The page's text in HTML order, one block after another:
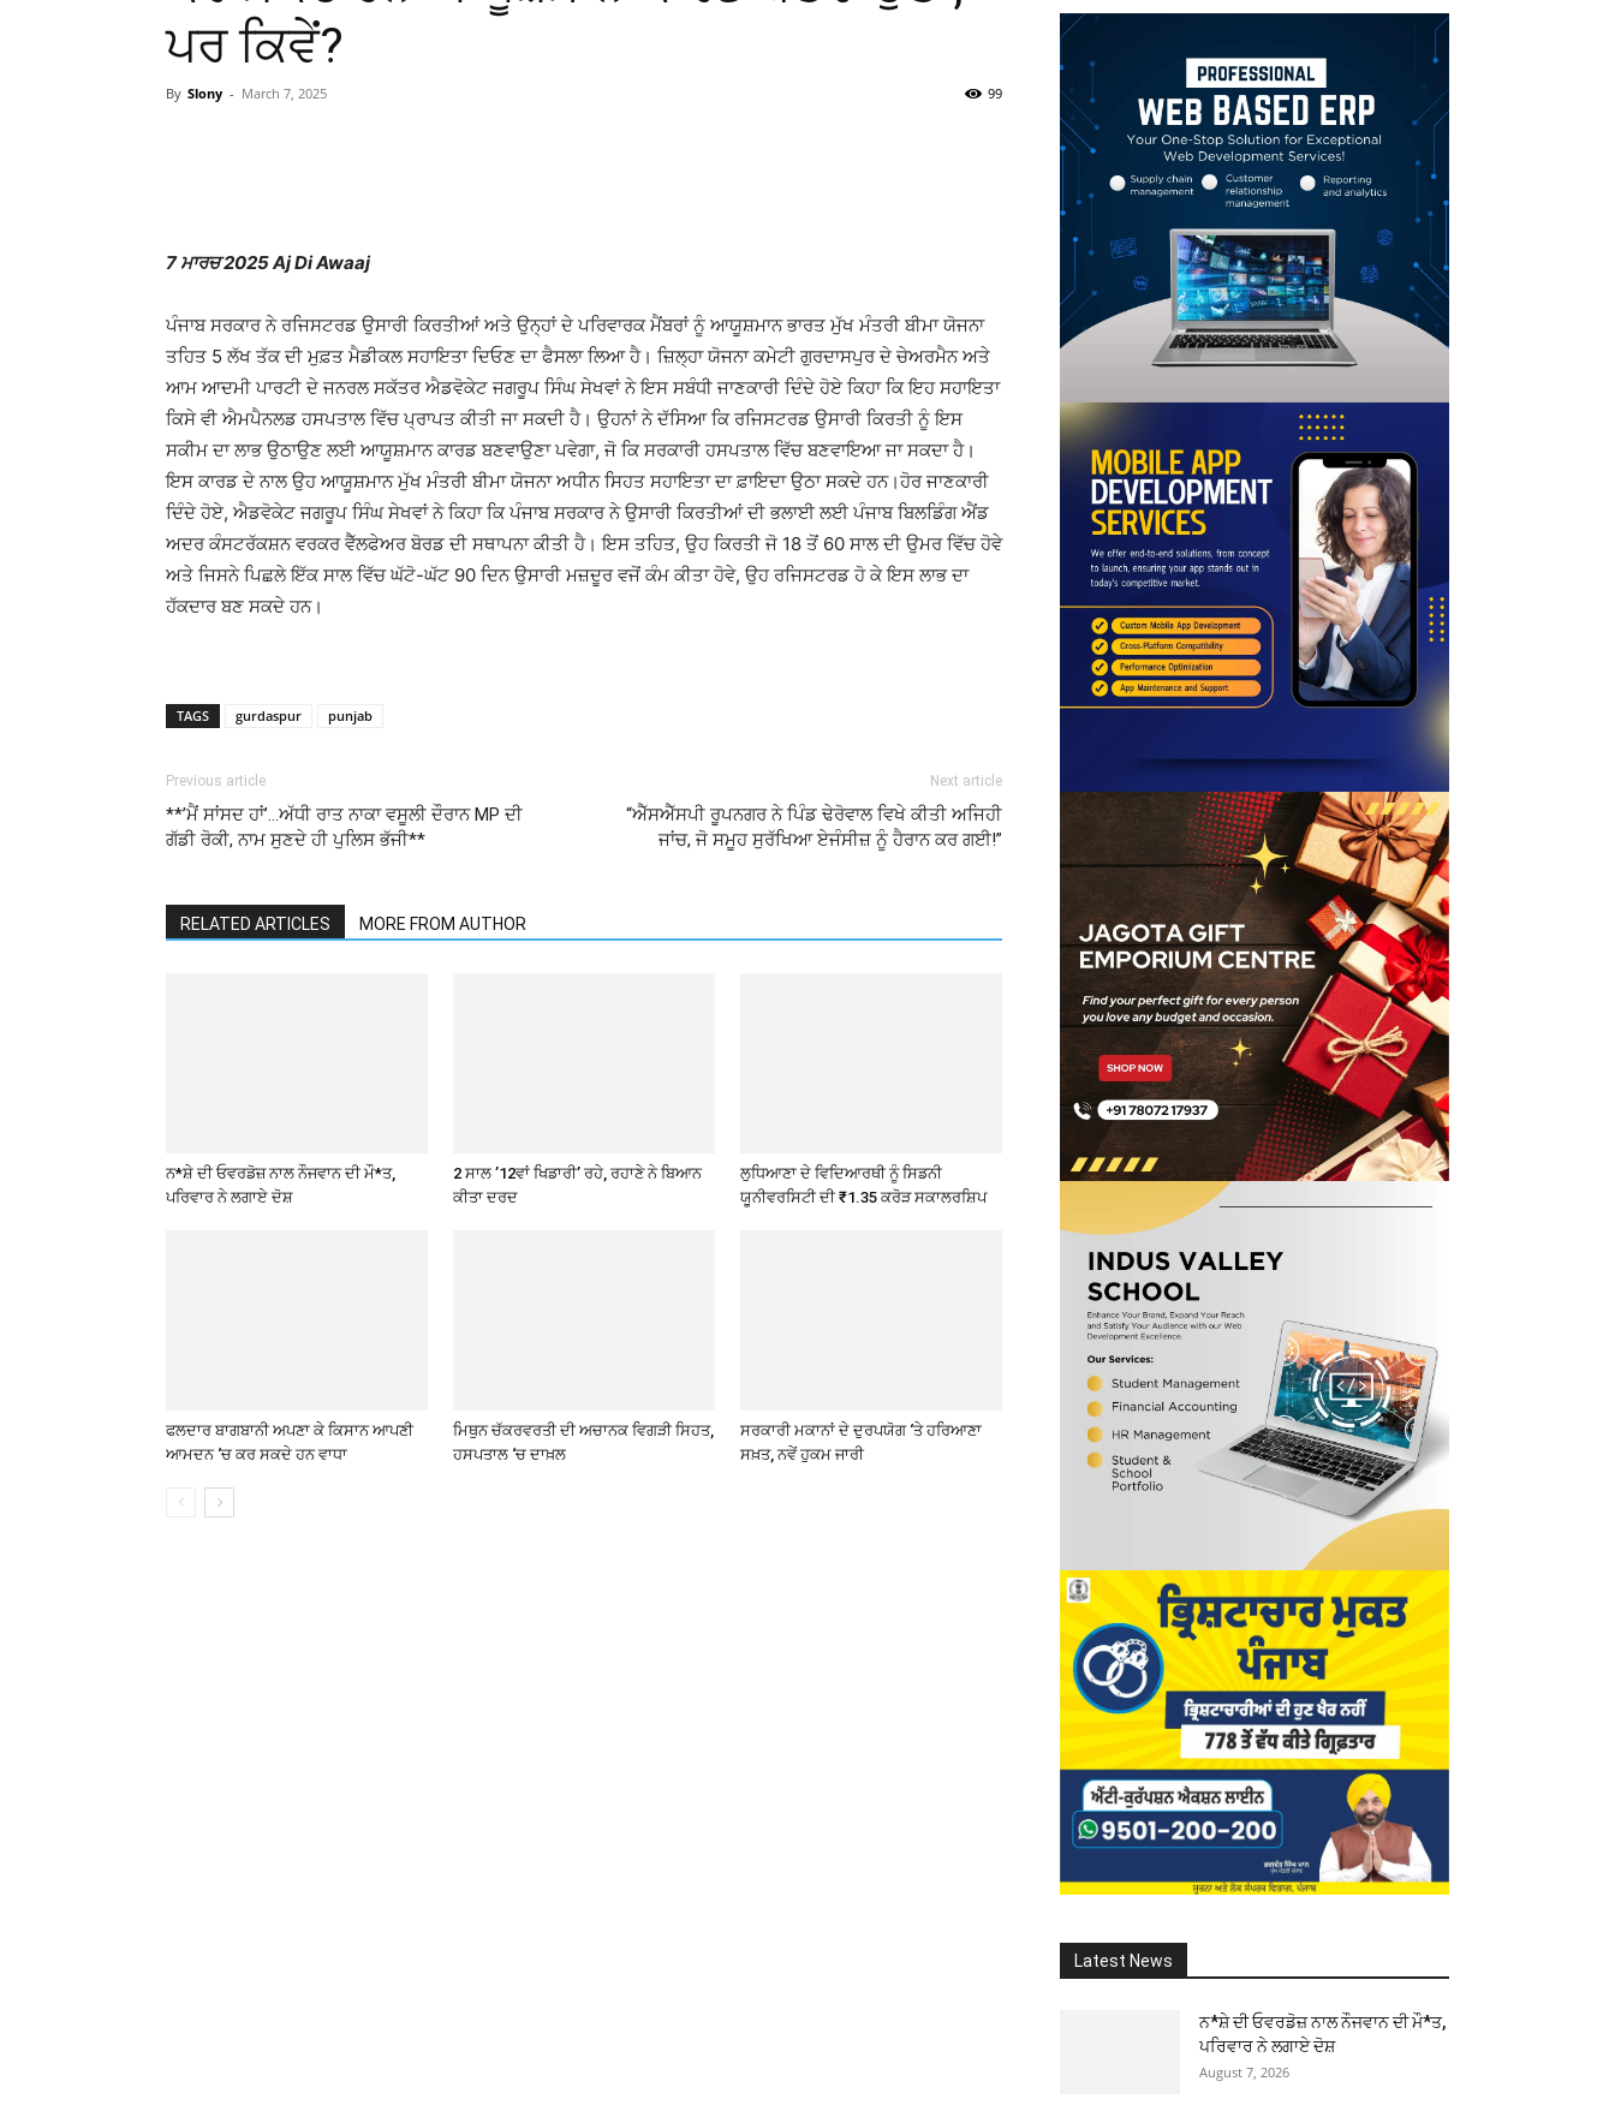
ਪਰ ਕਿਵੇਂ?
By Slony - March 7, 2025 99
Linkedin Email
7 ਮਾਰਚ 2025 Aj Di Awaaj
ਪੰਜਾਬ ਸਰਕਾਰ ਨੇ ਰਜਿਸਟਰਡ ਉਸਾਰੀ ਕਿਰਤੀਆਂ ਅਤੇ ਉਨ੍ਹਾਂ ਦੇ ਪਰਿਵਾਰਕ ਮੈਂਬਰਾਂ ਨੂੰ ਆਯੂਸ਼ਮਾਨ ਭਾਰਤ ਮੁੱਖ ਮੰਤਰੀ ਬੀਮਾ ਯੋਜਨਾ
ਤਹਿਤ 5 ਲੱਖ ਤੱਕ ਦੀ ਮੁਫ਼ਤ ਮੈਡੀਕਲ ਸਹਾਇਤਾ ਦਿਓਣ ਦਾ ਫੈਸਲਾ ਲਿਆ ਹੈ। ਜ਼ਿਲ੍ਹਾ ਯੋਜਨਾ ਕਮੇਟੀ ਗੁਰਦਾਸਪੁਰ ਦੇ ਚੇਅਰਮੈਨ ਅਤੇ
ਆਮ ਆਦਮੀ ਪਾਰਟੀ ਦੇ ਜਨਰਲ ਸਕੱਤਰ ਐਡਵੋਕੇਟ ਜਗਰੂਪ ਸਿੰਘ ਸੇਖਵਾਂ ਨੇ ਇਸ ਸਬੰਧੀ ਜਾਣਕਾਰੀ ਦਿੰਦੇ ਹੋਏ ਕਿਹਾ ਕਿ ਇਹ ਸਹਾਇਤਾ
ਕਿਸੇ ਵੀ ਐਮਪੈਨਲਡ ਹਸਪਤਾਲ ਵਿੱਚ ਪ੍ਰਾਪਤ ਕੀਤੀ ਜਾ ਸਕਦੀ ਹੈ। ਉਹਨਾਂ ਨੇ ਦੱਸਿਆ ਕਿ ਰਜਿਸਟਰਡ ਉਸਾਰੀ ਕਿਰਤੀ ਨੂੰ ਇਸ
ਸਕੀਮ ਦਾ ਲਾਭ ਉਠਾਉਣ ਲਈ ਆਯੂਸ਼ਮਾਨ ਕਾਰਡ ਬਣਵਾਉਣਾ ਪਵੇਗਾ, ਜੋ ਕਿ ਸਰਕਾਰੀ ਹਸਪਤਾਲ ਵਿੱਚ ਬਣਵਾਇਆ ਜਾ ਸਕਦਾ ਹੈ।
ਇਸ ਕਾਰਡ ਦੇ ਨਾਲ ਉਹ ਆਯੂਸ਼ਮਾਨ ਮੁੱਖ ਮੰਤਰੀ ਬੀਮਾ ਯੋਜਨਾ ਅਧੀਨ ਸਿਹਤ ਸਹਾਇਤਾ ਦਾ ਫ਼ਾਇਦਾ ਉਠਾ ਸਕਦੇ ਹਨ।ਹੋਰ ਜਾਣਕਾਰੀ
ਦਿੰਦੇ ਹੋਏ, ਐਡਵੋਕੇਟ ਜਗਰੂਪ ਸਿੰਘ ਸੇਖਵਾਂ ਨੇ ਕਿਹਾ ਕਿ ਪੰਜਾਬ ਸਰਕਾਰ ਨੇ ਉਸਾਰੀ ਕਿਰਤੀਆਂ ਦੀ ਭਲਾਈ ਲਈ ਪੰਜਾਬ ਬਿਲਡਿੰਗ ਐਂਡ
ਅਦਰ ਕੰਸਟਰੱਕਸ਼ਨ ਵਰਕਰ ਵੈੱਲਫੇਅਰ ਬੋਰਡ ਦੀ ਸਥਾਪਨਾ ਕੀਤੀ ਹੈ। ਇਸ ਤਹਿਤ, ਉਹ ਕਿਰਤੀ ਜੋ 18 ਤੋਂ 60 ਸਾਲ ਦੀ ਉਮਰ ਵਿੱਚ ਹੋਵੇ
ਅਤੇ ਜਿਸਨੇ ਪਿਛਲੇ ਇੱਕ ਸਾਲ ਵਿੱਚ ਘੱਟੋ-ਘੱਟ 90 ਦਿਨ ਉਸਾਰੀ ਮਜ਼ਦੂਰ ਵਜੋਂ ਕੰਮ ਕੀਤਾ ਹੋਵੇ, ਉਹ ਰਜਿਸਟਰਡ ਹੋ ਕੇ ਇਸ ਲਾਭ ਦਾ
ਹੱਕਦਾਰ ਬਣ ਸਕਦੇ ਹਨ।
TAGS gurdaspur punjab
Previous article
**’ਮੈਂ ਸਾਂਸਦ ਹਾਂ’…ਅੱਧੀ ਰਾਤ ਨਾਕਾ ਵਸੂਲੀ ਦੌਰਾਨ MP ਦੀ
ਗੱਡੀ ਰੋਕੀ, ਨਾਮ ਸੁਣਦੇ ਹੀ ਪੁਲਿਸ ਭੱਜੀ**
Next article
“ਐੱਸਐੱਸਪੀ ਰੂਪਨਗਰ ਨੇ ਪਿੰਡ ਢੇਰੋਵਾਲ ਵਿਖੇ ਕੀਤੀ ਅਜਿਹੀ
ਜਾਂਚ, ਜੋ ਸਮੂਹ ਸੁਰੱਖਿਆ ਏਜੰਸੀਜ਼ ਨੂੰ ਹੈਰਾਨ ਕਰ ਗਈ!”
RELATED ARTICLES MORE FROM AUTHOR
ਨ*ਸ਼ੇ ਦੀ ਓਵਰਡੋਜ਼ ਨਾਲ ਨੌਜਵਾਨ ਦੀ ਮੌ*ਤ,
ਪਰਿਵਾਰ ਨੇ ਲਗਾਏ ਦੋਸ਼
2 ਸਾਲ ’12ਵਾਂ ਖਿਡਾਰੀ’ ਰਹੇ, ਰਹਾਣੇ ਨੇ ਬਿਆਨ
ਕੀਤਾ ਦਰਦ
ਲੁਧਿਆਣਾ ਦੇ ਵਿਦਿਆਰਥੀ ਨੂੰ ਸਿਡਨੀ
ਯੂਨੀਵਰਸਿਟੀ ਦੀ ₹1.35 ਕਰੋੜ ਸਕਾਲਰਸ਼ਿਪ
ਫਲਦਾਰ ਬਾਗਬਾਨੀ ਅਪਣਾ ਕੇ ਕਿਸਾਨ ਆਪਣੀ
ਆਮਦਨ ‘ਚ ਕਰ ਸਕਦੇ ਹਨ ਵਾਧਾ
ਮਿਥੁਨ ਚੱਕਰਵਰਤੀ ਦੀ ਅਚਾਨਕ ਵਿਗੜੀ ਸਿਹਤ,
ਹਸਪਤਾਲ ‘ਚ ਦਾਖ਼ਲ
ਸਰਕਾਰੀ ਮਕਾਨਾਂ ਦੇ ਦੁਰਪਯੋਗ ‘ਤੇ ਹਰਿਆਣਾ
ਸਖ਼ਤ, ਨਵੇਂ ਹੁਕਮ ਜਾਰੀ
Latest News
ਨ*ਸ਼ੇ ਦੀ ਓਵਰਡੋਜ਼ ਨਾਲ ਨੌਜਵਾਨ ਦੀ ਮੌ*ਤ,
ਪਰਿਵਾਰ ਨੇ ਲਗਾਏ ਦੋਸ਼
August 7, 2026